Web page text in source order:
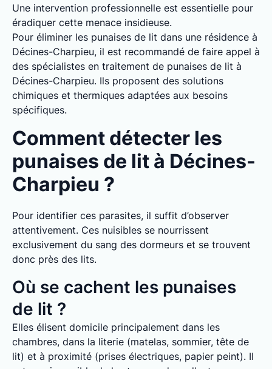
Une intervention professionnelle est essentielle pour
éradiquer cette menace insidieuse.
Pour éliminer les punaises de lit dans une résidence à
Décines-Charpieu, il est recommandé de faire appel à
des spécialistes en traitement de punaises de lit à
Décines-Charpieu. Ils proposent des solutions
chimiques et thermiques adaptées aux besoins
spécifiques.
Comment détecter les
punaises de lit à Décines-
Charpieu ?
Pour identifier ces parasites, il suffit d’observer
attentivement. Ces nuisibles se nourrissent
exclusivement du sang des dormeurs et se trouvent
donc près des lits.
Où se cachent les punaises
de lit ?
Elles élisent domicile principalement dans les
chambres, dans la literie (matelas, sommier, tête de
lit) et à proximité (prises électriques, papier peint). Il